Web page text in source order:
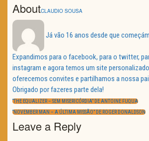
AboutCLAUDIO SOUSA
Já vão 16 anos desde que
Expandimos para o facebook, para o twitter,
instagram e agora temos um site
oferecemos convites e partilhamos a nossa
Obrigado por fazeres parte dela!
Navegação
de
artigos
PREVIOUS
“THE EQUALIZER – SEM MISERICÓRDIA” DE ANTOINE FUQUA
NEXT
“NOVEMBER MAN – A ÚLTIMA MISSÃO” DE ROGER DONALDSON
Leave a Reply